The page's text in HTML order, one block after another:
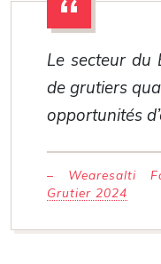
Le secteur du
de grutiers
opportunités
– Wearesalti
Grutier 2024